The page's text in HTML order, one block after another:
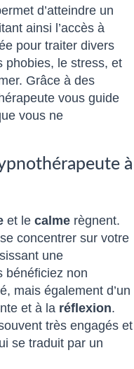
d’atteindre un
ainsi l’accès à
pour traiter divers
phobies, le stress, et
Grâce à des
vous guide
vous ne
à
et le calme règnent.
concentrer sur votre
une
bénéficiez non
mais également d’un
et à la réflexion.
très engagés et
se traduit par un